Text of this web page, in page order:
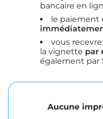
bancaire en
le paiement
vous
la vignette par
également par
Aucune